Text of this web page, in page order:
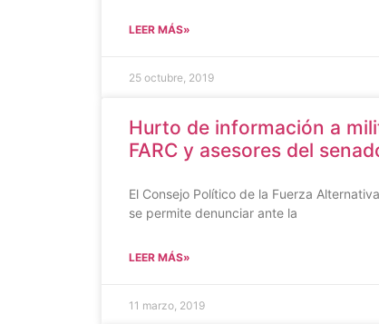
LEER MÁS»
25 octubre, 2019
Hurto de información a
FARC y asesores del
El Consejo Político de la Fuerza
se permite denunciar ante la
LEER MÁS»
11 marzo, 2019